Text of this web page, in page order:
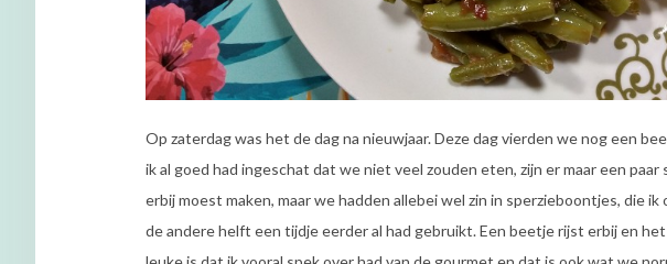
Op zaterdag was het de dag na nieuwjaar. Deze dag vierden we nog een
ik al goed had ingeschat dat we niet veel zouden eten, zijn er maar een
erbij moest maken, maar we hadden allebei wel zin in sperzieboontjes, die
de andere helft een tijdje eerder al had gebruikt. Een beetje rijst erbij en